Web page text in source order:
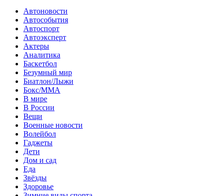
Автоновости
Автособытия
Автоспорт
Автоэксперт
Актеры
Аналитика
Баскетбол
Безумный мир
Биатлон/Лыжи
Бокс/MMA
В мире
В России
Вещи
Военные новости
Волейбол
Гаджеты
Дети
Дом и сад
Еда
Звёзды
Здоровье